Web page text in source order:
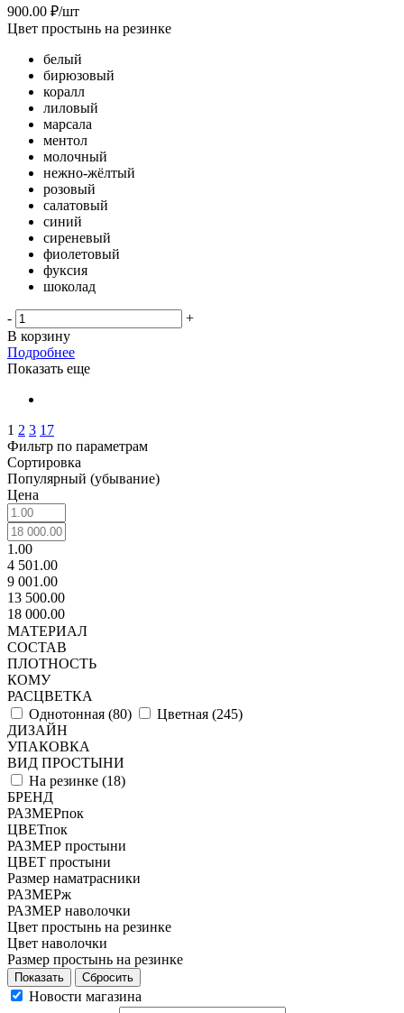
900.00 ₽/шт
Цвет простынь на резинке
белый
бирюзовый
коралл
лиловый
марсала
ментол
молочный
нежно-жёлтый
розовый
салатовый
синий
сиреневый
фиолетовый
фуксия
шоколад
-
+
В корзину
Подробнее
Показать еще
1 2 3 17
Фильтр по параметрам
Сортировка
Популярный (убывание)
Цена
1.00
4 501.00
9 001.00
13 500.00
18 000.00
МАТЕРИАЛ
СОСТАВ
ПЛОТНОСТЬ
КОМУ
РАСЦВЕТКА
Однотонная (80) Цветная (245)
ДИЗАЙН
УПАКОВКА
ВИД ПРОСТЫНИ
На резинке (18)
БРЕНД
РАЗМЕРпок
ЦВЕТпок
РАЗМЕР простыни
ЦВЕТ простыни
Размер наматрасники
РАЗМЕРж
РАЗМЕР наволочки
Цвет простынь на резинке
Цвет наволочки
Размер простынь на резинке
Сбросить
Новости магазина